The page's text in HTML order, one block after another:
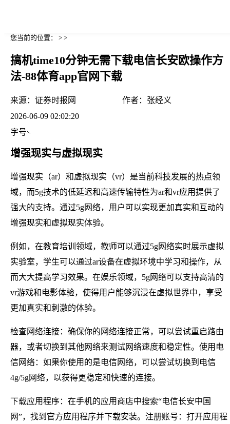
您当前的位置： > >
搞机time10分钟无需下载电信长安欧操作方
法-88体育app官网下载
来源： 证券时报网 作者： 张经义
2026-06-09 02:02:20
字号
增强现实与虚拟现实
增强现实（ar）和虚拟现实（vr）是当前科技发展的热点领
域，而5g技术的低延迟和高速传输特性为ar和vr应用提供了
强大的支持。通过5g网络，用户可以实现更加真实和互动的
增强现实和虚拟现实体验。
例如，在教育培训领域，教师可以通过5g网络实时展示虚拟
实验室，学生可以通过ar设备在虚拟环境中学习和操作，从
而大大提高学习效果。在娱乐领域，5g网络可以支持高清的
vr游戏和电影体验，使得用户能够沉浸在虚拟世界中，享受
更加真实和刺激的体验。
检查网络连接：确保你的网络连接正常，可以尝试重启路由
器，或者切换到其他网络来测试网络速度和稳定性。使用电
信网络：如果你使用的是电信网络，可以尝试切换到电信
4g/5g网络，以获得更稳定和快速的连接。
下载应用程序：在手机的应用商店中搜索“电信长安中国
网”，找到官方应用程序并下载安装。注册账号：打开应用程